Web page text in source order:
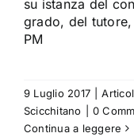
su istanza del
grado, del
PM
9 Luglio 2017
Scicchitano
0
Continua a leggere